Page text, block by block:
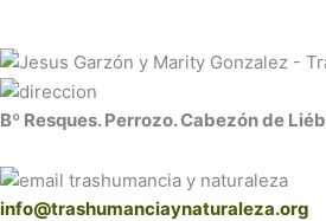
Bº Resques. Perrozo. Cabezón de
info@trashumanciaynaturaleza.org